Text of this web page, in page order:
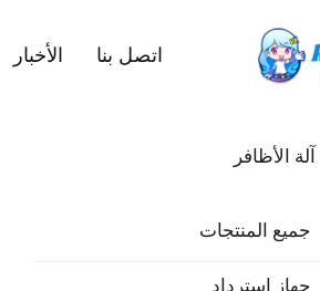
الأخبار اتصل بنا
آلة الأظافر
جميع المنتجات
جهاز استرداد